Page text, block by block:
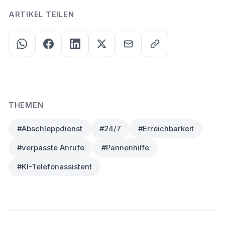
ARTIKEL TEILEN
THEMEN
#Abschleppdienst #24/7 #Erreichbarkeit
#verpasste Anrufe #Pannenhilfe
#KI-Telefonassistent